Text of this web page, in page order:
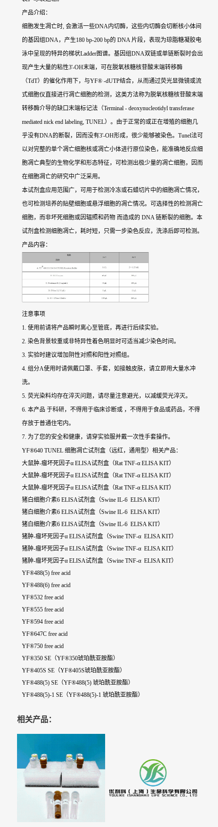
产品介绍：
细胞发生凋亡时, 会激活一些DNA内切酶，这些内切酶会切断核小体间
的基因组DNA，产生180 bp-200 bp的 DNA 片段，表现为琼脂糖凝胶电
泳中呈现的特异的梯状Ladder图谱。基因组DNA双链或单链断裂时会出
现产生大量的粘性3'-OH末端，可在脱氧核糖核苷酸末端转移酶
（TdT）的催化作用下，与YF® -dUTP结合，从而通过荧光显微镜或流
式细胞仪直接进行凋亡细胞的检测，这类方法称为脱氧核糖核苷酸末端
转移酶介导的缺口末端标记法（Terminal - deoxynucleotidyl transferase
mediated nick end labeling, TUNEL）。由于正常的或正在增殖的细胞几
乎没有DNA的断裂，因而没有3'-OH形成，很少能够被染色。Tunel法可
以对完整的单个凋亡细胞核或凋亡小体进行原位染色，能准确地反应细
胞凋亡典型的生物化学和形态特征，可检测出极少量的凋亡细胞，因而
在细胞凋亡的研究中广泛采用。
本试剂盒应用范围广，可用于检测冷冻或石蜡切片中的细胞凋亡情况，
也可检测培养的贴壁细胞或悬浮细胞的凋亡情况。可选择性的检测凋亡
细胞，而非坏死细胞或因辐照和药物 而造成的 DNA 链断裂的细胞。本
试剂盒检测细胞凋亡，耗时短，只需一步染色反应，洗涤后即可检测。
产品内容：
注意事项
1. 使用前请将产品瞬时离心至管底，再进行后续实验。
2. 染色背景较重或非特异性着色明显时可适当减少染色时间。
3. 实验时建议增加阴性对照和阳性对照组。
4. 组分A使用时请佩戴口罩、手套，如接触皮肤，请立即用大量水冲
洗。
5. 荧光染料均存在淬灭问题，请尽量注意避光，以减缓荧光淬灭。
6. 本产品 于科研，不得用于临床诊断或 ，不得用于食品或药品，不得
存放于普通住宅内。
7. 为了您的安全和健康，请穿实验服并戴一次性手套操作。
YF®640 TUNEL 细胞凋亡试剂盒（远红，通用型）相关产品：
大鼠肿-瘤坏死因子α ELISA试剂盒（Rat TNF-α ELISA KIT）
大鼠肿-瘤坏死因子α ELISA试剂盒（Rat TNF-α ELISA KIT）
大鼠肿-瘤坏死因子α ELISA试剂盒（Rat TNF-α ELISA KIT）
猪白细胞介素6 ELISA试剂盒（Swine IL-6 ELISA KIT）
猪白细胞介素6 ELISA试剂盒（Swine IL-6 ELISA KIT）
猪白细胞介素6 ELISA试剂盒（Swine IL-6 ELISA KIT）
猪肿-瘤坏死因子α ELISA试剂盒（Swine TNF-α ELISA KIT）
猪肿-瘤坏死因子α ELISA试剂盒（Swine TNF-α ELISA KIT）
猪肿-瘤坏死因子α ELISA试剂盒（Swine TNF-α ELISA KIT）
YF®488(5) free acid
YF®488(6) free acid
YF®532 free acid
YF®555 free acid
YF®594 free acid
YF®647C free acid
YF®750 free acid
YF®350 SE（YF®350琥珀酰亚胺酯）
YF®405S SE（YF®405S琥珀酰亚胺酯）
YF®488(5) SE（YF®488(5) 琥珀酰亚胺酯）
YF®488(5)-1 SE（YF®488(5)-1 琥珀酰亚胺酯）
相关产品：